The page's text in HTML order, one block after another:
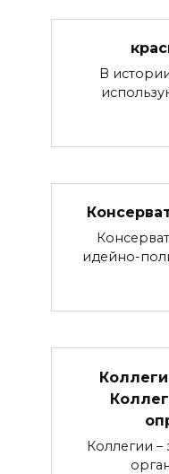
В
идейно-
Коллегии –